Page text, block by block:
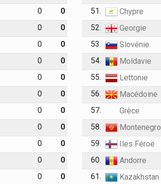
0
0
0
0
0
0
0
0
0
0
0
0
0
0
0
0
0
0
0
0
0 0
51.
Chypre
52.
Georgie
53.
Slovénie
54.
Moldavie
55.
Lettonie
56.
Macédoine
57.
Grèce
58.
Montenegro
59.
Iles Féroë
60.
Andorre
61.
Kazakhstan